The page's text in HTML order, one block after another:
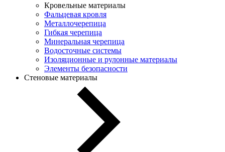
Кровельные материалы
Фальцевая кровля
Металлочерепица
Гибкая черепица
Минеральная черепица
Водосточные системы
Изоляционные и рулонные материалы
Элементы безопасности
Стеновые материалы